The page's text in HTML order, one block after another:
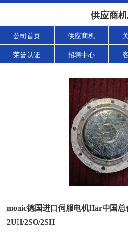
供应商机
公司首页 供应商机
荣誉认证 招聘中心
monic德国进口伺服电机Har中国总
2UH/2SO/2SH